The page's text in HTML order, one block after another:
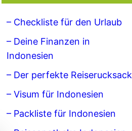
– Checkliste für den Urlaub
– Deine Finanzen in
Indonesien
– Der perfekte Reiserucksack
– Visum für Indonesien
– Packliste für Indonesien